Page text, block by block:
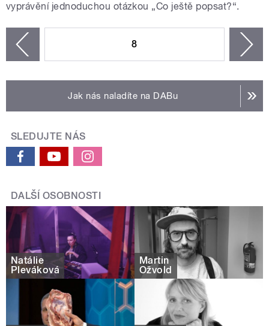
vyprávění jednoduchou otázkou „Co ještě popsat?“.
8
Jak nás naladíte na DABu
SLEDUJTE NÁS
DALŠÍ OSOBNOSTI
Natálie
Pleváková
Martin
Ožvold